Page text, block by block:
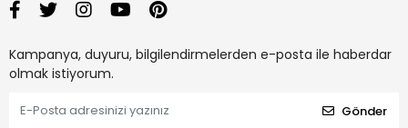
Kampanya, duyuru, bilgilendirmelerden e-posta ile haberdar
olmak istiyorum.
Gönder